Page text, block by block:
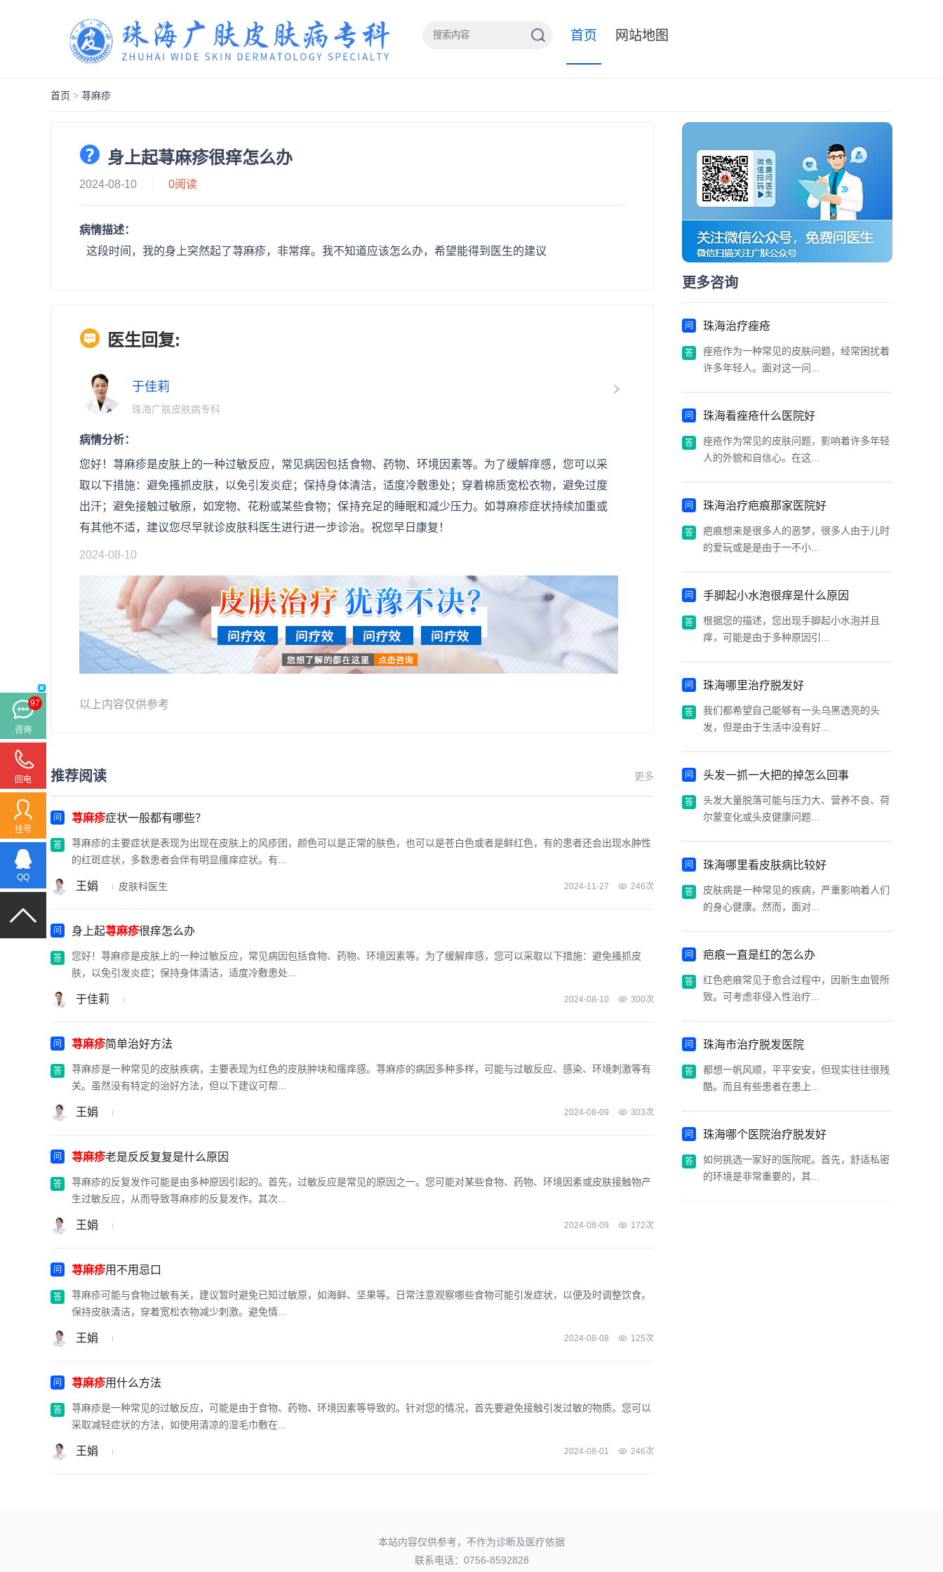
首页 网站地图
首页 > 荨麻疹
身上起荨麻疹很痒怎么办
2024-08-10 0阅读
病情描述：
这段时间，我的身上突然起了荨麻疹，非常痒。我不知道应该怎么办，希望能得到医生的建议
医生回复:
于佳莉
珠海广肤皮肤病专科
病情分析：
您好！荨麻疹是皮肤上的一种过敏反应，常见病因包括食物、药物、环境因素等。为了缓解痒感，您可以采
取以下措施：避免搔抓皮肤，以免引发炎症；保持身体清洁，适度冷敷患处；穿着棉质宽松衣物，避免过度
出汗；避免接触过敏原，如宠物、花粉或某些食物；保持充足的睡眠和减少压力。如荨麻疹症状持续加重或
有其他不适，建议您尽早就诊皮肤科医生进行进一步诊治。祝您早日康复！
2024-08-10
以上内容仅供参考
推荐阅读 更多
荨麻疹症状一般都有哪些？
荨麻疹的主要症状是表现为出现在皮肤上的风疹团，颜色可以是正常的肤色，也可以是苍白色或者是鲜红色，有的患者还会出现水肿性
的红斑症状，多数患者会伴有明显瘙痒症状。有...
王娟 皮肤科医生 2024-11-27 246次
身上起荨麻疹很痒怎么办
您好！荨麻疹是皮肤上的一种过敏反应，常见病因包括食物、药物、环境因素等。为了缓解痒感，您可以采取以下措施：避免搔抓皮
肤，以免引发炎症；保持身体清洁，适度冷敷患处...
于佳莉 2024-08-10 300次
荨麻疹简单治好方法
荨麻疹是一种常见的皮肤疾病，主要表现为红色的皮肤肿块和瘙痒感。荨麻疹的病因多种多样，可能与过敏反应、感染、环境刺激等有
关。虽然没有特定的治好方法，但以下建议可帮...
王娟 2024-08-09 303次
荨麻疹老是反反复复是什么原因
荨麻疹的反复发作可能是由多种原因引起的。首先，过敏反应是常见的原因之一。您可能对某些食物、药物、环境因素或皮肤接触物产
生过敏反应，从而导致荨麻疹的反复发作。其次...
王娟 2024-08-09 172次
荨麻疹用不用忌口
荨麻疹可能与食物过敏有关，建议暂时避免已知过敏原，如海鲜、坚果等。日常注意观察哪些食物可能引发症状，以便及时调整饮食。
保持皮肤清洁，穿着宽松衣物减少刺激。避免情...
王娟 2024-08-08 125次
荨麻疹用什么方法
荨麻疹是一种常见的过敏反应，可能是由于食物、药物、环境因素等导致的。针对您的情况，首先要避免接触引发过敏的物质。您可以
采取减轻症状的方法，如使用清凉的湿毛巾敷在...
王娟 2024-08-01 246次
更多咨询
珠海治疗痤疮
痤疮作为一种常见的皮肤问题，经常困扰着
许多年轻人。面对这一问...
珠海看痤疮什么医院好
痤疮作为常见的皮肤问题，影响着许多年轻
人的外貌和自信心。在这...
珠海治疗疤痕那家医院好
疤痕想来是很多人的恶梦，很多人由于儿时
的爱玩或是是由于一不小...
手脚起小水泡很痒是什么原因
根据您的描述，您出现手脚起小水泡并且
痒，可能是由于多种原因引...
珠海哪里治疗脱发好
我们都希望自己能够有一头乌黑透亮的头
发，但是由于生活中没有好...
头发一抓一大把的掉怎么回事
头发大量脱落可能与压力大、营养不良、荷
尔蒙变化或头皮健康问题...
珠海哪里看皮肤病比较好
皮肤病是一种常见的疾病，严重影响着人们
的身心健康。然而，面对...
疤痕一直是红的怎么办
红色疤痕常见于愈合过程中，因新生血管所
致。可考虑非侵入性治疗...
珠海市治疗脱发医院
都想一帆风顺，平平安安，但现实往往很残
酷。而且有些患者在患上...
珠海哪个医院治疗脱发好
如何挑选一家好的医院呢。首先，舒适私密
的环境是非常重要的，其...
本站内容仅供参考，不作为诊断及医疗依据
联系电话：0756-8592828
97
咨询
回电
挂号
QQ